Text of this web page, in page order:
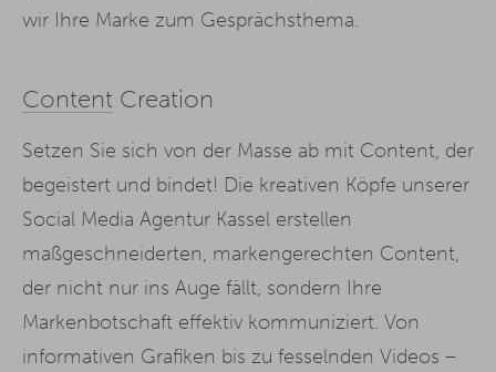
wir Ihre Marke zum Gesprächsthema.
Content Creation
Setzen Sie sich von der Masse ab mit Content, der
begeistert und bindet! Die kreativen Köpfe unserer
Social Media Agentur Kassel erstellen
maßgeschneiderten, markengerechten Content,
der nicht nur ins Auge fällt, sondern Ihre
Markenbotschaft effektiv kommuniziert. Von
informativen Grafiken bis zu fesselnden Videos –